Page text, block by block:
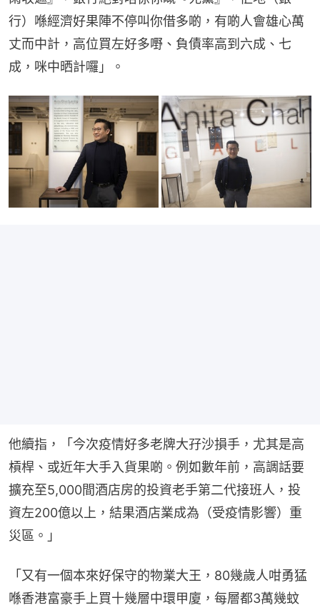
行）喺經濟好果陣不停叫你借多啲，有啲人會雄心萬
丈而中計，高位買左好多嘢、負債率高到六成、七
成，咪中晒計囉」。
他續指，「今次疫情好多老牌大孖沙損手，尤其是高
槓桿、或近年大手入貨果啲。例如數年前，高調話要
擴充至5,000間酒店房的投資老手第二代接班人，投
資左200億以上，結果酒店業成為（受疫情影響）重
災區。」
「又有一個本來好保守的物業大王，80幾歲人咁勇猛
喺香港富豪手上買十幾層中環甲廈，每層都3萬幾蚊